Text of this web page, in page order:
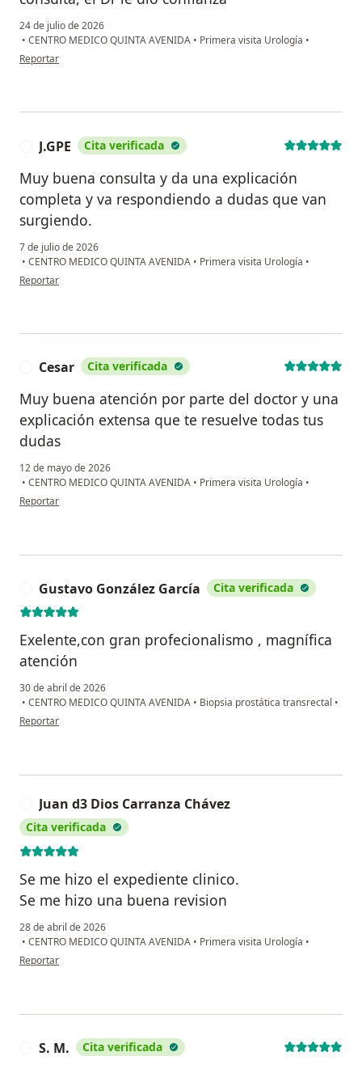
24 de julio de 2026
• CENTRO MEDICO QUINTA AVENIDA • Primera visita Urología •
en opinión del usuario GDF
Reportar
J.GPE Cita verificada
Muy buena consulta y da una explicación
completa y va respondiendo a dudas que van
surgiendo.
7 de julio de 2026
• CENTRO MEDICO QUINTA AVENIDA • Primera visita Urología •
en opinión del usuario J.GPE
Reportar
Cesar Cita verificada
Muy buena atención por parte del doctor y una
explicación extensa que te resuelve todas tus
dudas
12 de mayo de 2026
• CENTRO MEDICO QUINTA AVENIDA • Primera visita Urología •
en opinión del usuario Cesar
Reportar
Gustavo González García Cita verificada
Exelente,con gran profecionalismo , magnífica
atención
30 de abril de 2026
• CENTRO MEDICO QUINTA AVENIDA • Biopsia prostática transrectal •
en opinión del usuario Gustavo González García
Reportar
Juan d3 Dios Carranza Chávez
Cita verificada
Se me hizo el expediente clinico.
Se me hizo una buena revision
28 de abril de 2026
• CENTRO MEDICO QUINTA AVENIDA • Primera visita Urología •
en opinión del usuario Juan d3 Dios Carranza Chávez
Reportar
S. M. Cita verificada